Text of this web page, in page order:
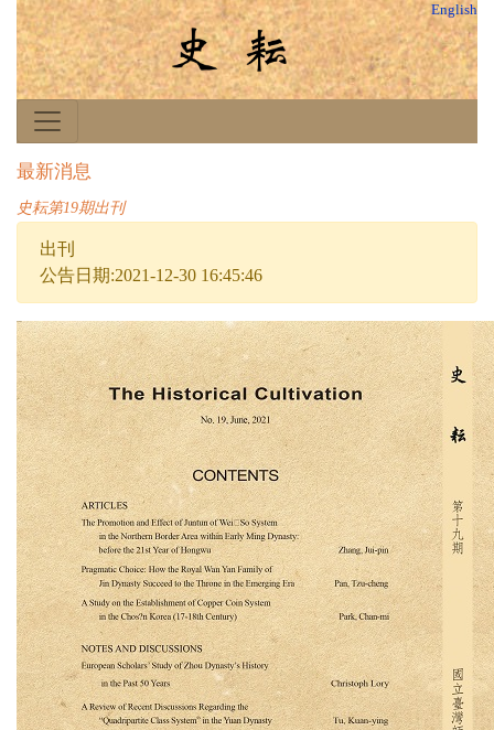
English
最新消息
史耘第19期出刊
出刊
公告日期:2021-12-30 16:45:46